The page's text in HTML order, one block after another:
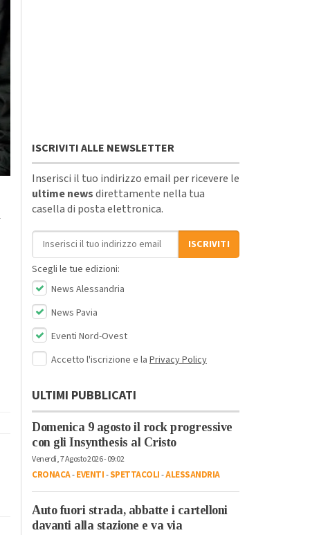
ISCRIVITI ALLE NEWSLETTER
Inserisci il tuo indirizzo email per ricevere le
ultime newsdirettamente nella tua
casella di posta elettronica.
Indirizzo email
ISCRIVITI
Scegli le tue edizioni:
News Alessandria
News Pavia
Eventi Nord-Ovest
Accetto l'iscrizione e la Privacy Policy
ULTIMI PUBBLICATI
Domenica 9 agosto il rock progressive
con gli Insynthesis al Cristo
Venerdì, 7 Agosto 2026 - 09:02
CRONACA-EVENTI-SPETTACOLI-ALESSANDRIA
Auto fuori strada, abbatte i cartelloni
davanti alla stazione e va via